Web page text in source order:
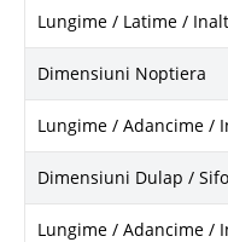
Lungime / Latime /
Dimensiuni Noptiera
Lungime / Adancime /
Dimensiuni Dulap /
Lungime / Adancime /